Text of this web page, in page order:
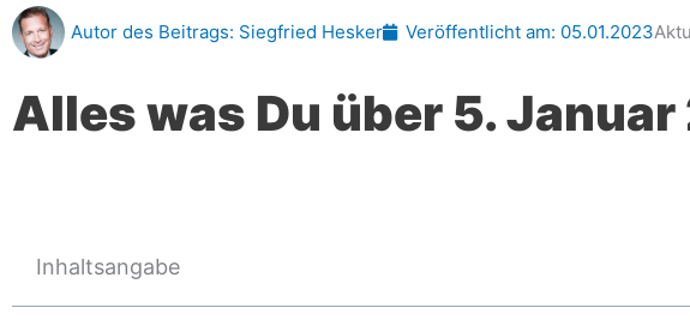
Autor des Beitrags: Siegfried Hesker Veröffentlicht am: 05.01.2023
Alles was Du über 5.
Inhaltsangabe